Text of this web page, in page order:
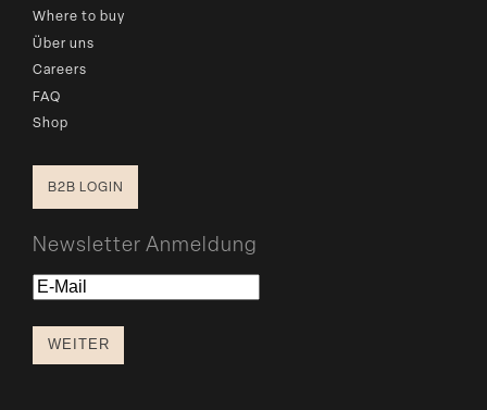
Where to buy
Über uns
Careers
FAQ
Shop
B2B LOGIN
Newsletter Anmeldung
E-
WEITER